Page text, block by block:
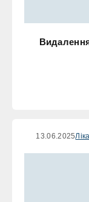
13.06.2025